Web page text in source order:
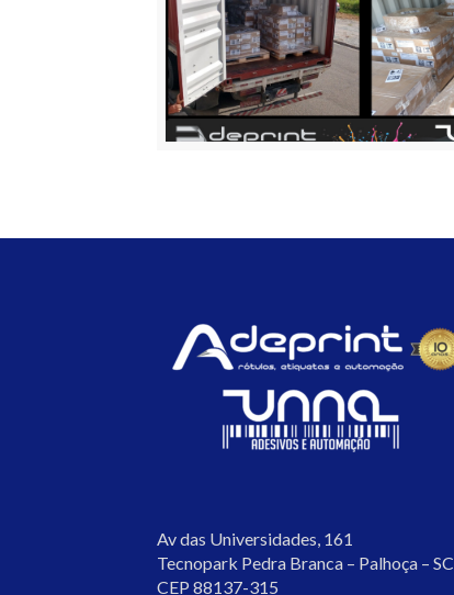
Av das Universidades, 161
Tecnopark Pedra Branca – Palhoça – SC
CEP 88137-315